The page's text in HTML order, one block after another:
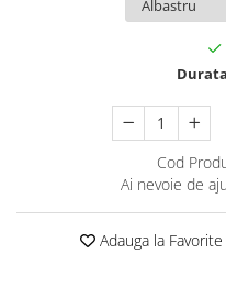
Cod
Ai nevoie de
Adauga la Favorite